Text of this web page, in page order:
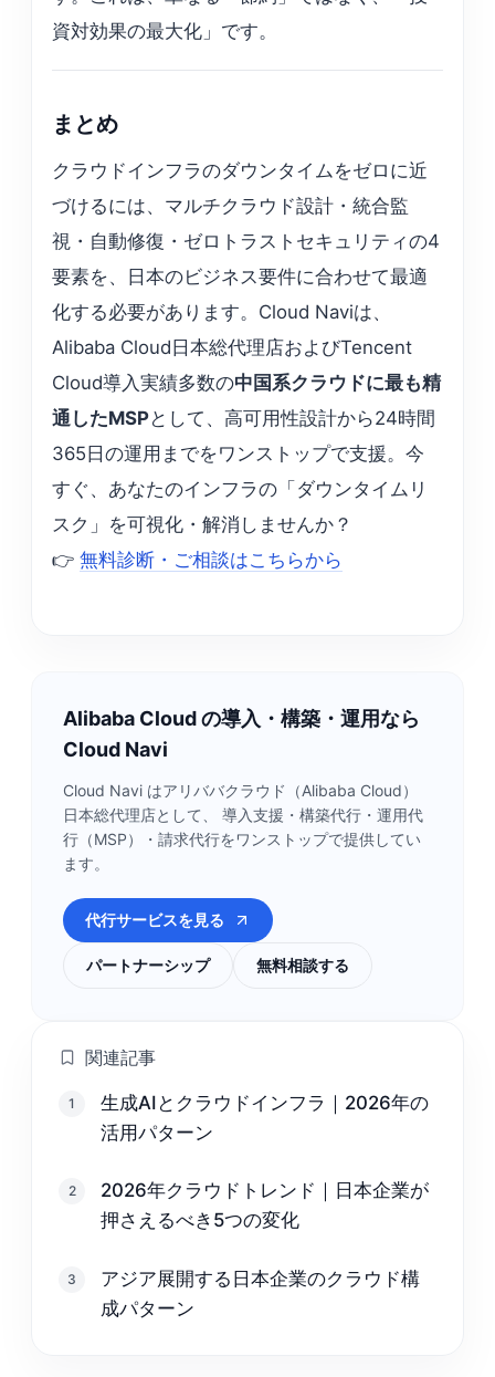
資対効果の最大化」です。
まとめ
クラウドインフラのダウンタイムをゼロに近
づけるには、マルチクラウド設計・統合監
視・自動修復・ゼロトラストセキュリティの4
要素を、日本のビジネス要件に合わせて最適
化する必要があります。Cloud Naviは、
Alibaba Cloud日本総代理店およびTencent
Cloud導入実績多数の中国系クラウドに最も精
通したMSPとして、高可用性設計から24時間
365日の運用までをワンストップで支援。今
すぐ、あなたのインフラの「ダウンタイムリ
スク」を可視化・解消しませんか？
👉無料診断・ご相談はこちらから
Alibaba Cloud の導入・構築・運用なら
Cloud Navi
Cloud Navi はアリババクラウド（Alibaba Cloud）
日本総代理店として、 導入支援・構築代行・運用代
行（MSP）・請求代行をワンストップで提供してい
ます。
代行サービスを見る
パートナーシップ 無料相談する
関連記事
1
生成AIとクラウドインフラ｜2026年の
活用パターン
2
2026年クラウドトレンド｜日本企業が
押さえるべき5つの変化
3
アジア展開する日本企業のクラウド構
成パターン